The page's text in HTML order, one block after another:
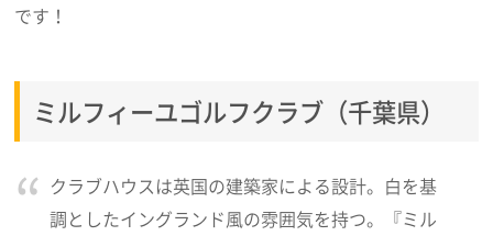
です！
ミルフィーユゴルフクラブ（千葉県）
クラブハウスは英国の建築家による設計。白を基
調としたイングランド風の雰囲気を持つ。『ミル